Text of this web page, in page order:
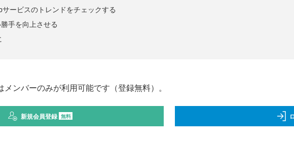
サービスのトレンドをチェックする
手を向上させる
ンバーのみが利用可能です（登録無料）。
新規会員登録 無料